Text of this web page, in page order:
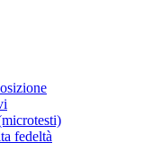
fedeltà